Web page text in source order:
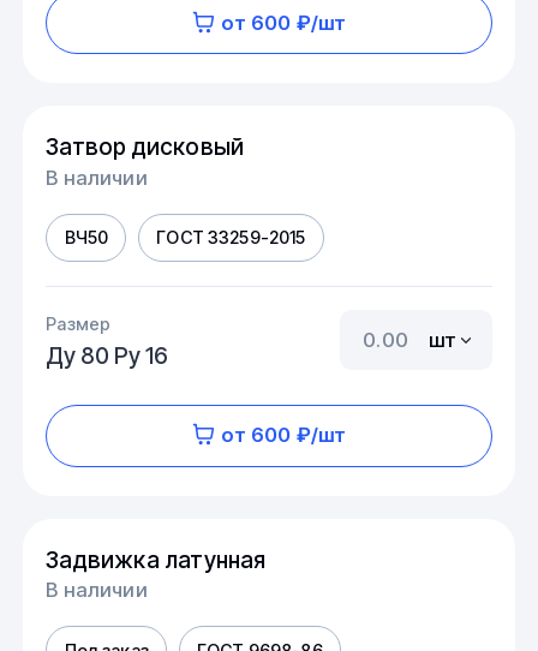
от 600 ₽/шт
Затвор дисковый
В наличии
ВЧ50 ГОСТ 33259-2015
Размер
Ду 80 Ру 16
шт
от 600 ₽/шт
Задвижка латунная
В наличии